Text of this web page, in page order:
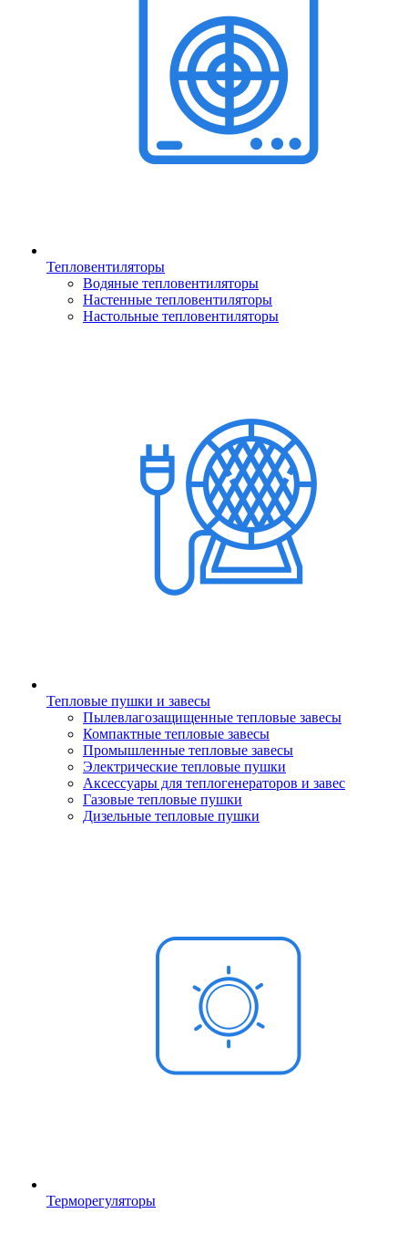
Тепловентиляторы
Водяные тепловентиляторы
Настенные тепловентиляторы
Настольные тепловентиляторы
Тепловые пушки и завесы
Пылевлагозащищенные тепловые завесы
Компактные тепловые завесы
Промышленные тепловые завесы
Электрические тепловые пушки
Аксессуары для теплогенераторов и завес
Газовые тепловые пушки
Дизельные тепловые пушки
Терморегуляторы